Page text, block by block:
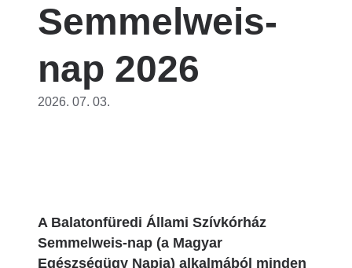
Semmelweis-
nap 2026
2026. 07. 03.
A Balatonfüredi Állami Szívkórház
Semmelweis-nap (a Magyar
Egészségügy Napja) alkalmából minden